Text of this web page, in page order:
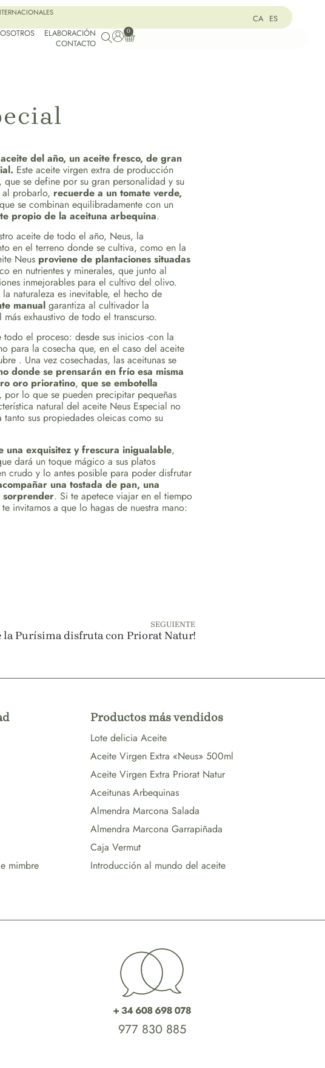
CA ES
ELABORACIÓN
CONTACTO
0
del año, un aceite fresco, de gran
Este aceite virgen extra de producción
se define por su gran personalidad y su
probarlo, recuerde a un tomate verde,
se combinan equilibradamente con un
propio de la aceituna arbequina.
aceite de todo el año, Neus, la
en el terreno donde se cultiva, como en la
Neus proviene de plantaciones situadas
en nutrientes y minerales, que junto al
inmejorables para el cultivo del olivo.
naturaleza es inevitable, el hecho de
manual garantiza al cultivador la
exhaustivo de todo el transcurso.
todo el proceso: desde sus inicios -con la
para la cosecha que, en el caso del aceite
. Una vez cosechadas, las aceitunas se
donde se prensarán en frío esa misma
oro prioratino, que se embotella
, por lo que se pueden precipitar pequeñas
natural del aceite Neus Especial no
sus propiedades oleicas como su
una exquisitez y frescura inigualable,
dará un toque mágico a sus platos
crudo y lo antes posible para poder disfrutar
una tostada de pan, una
sorprender. Si te apetece viajar en el tiempo
invitamos a que lo hagas de nuestra mano:
SEGUIENTE
la Purísima disfruta con Priorat Natur!
mimbre
Productos más vendidos
Lote delicia Aceite
Aceite Virgen Extra «Neus» 500ml
Aceite Virgen Extra Priorat Natur
Aceitunas Arbequinas
Almendra Marcona Salada
Almendra Marcona Garrapiñada
Caja Vermut
Introducción al mundo del aceite
977 830 885